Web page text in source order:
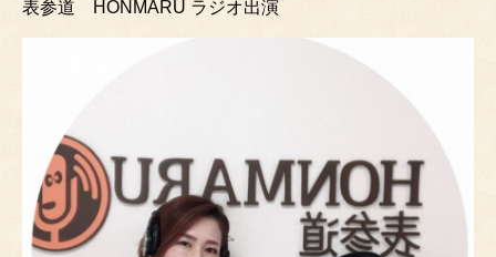
表参道 HONMARU ラジオ出演